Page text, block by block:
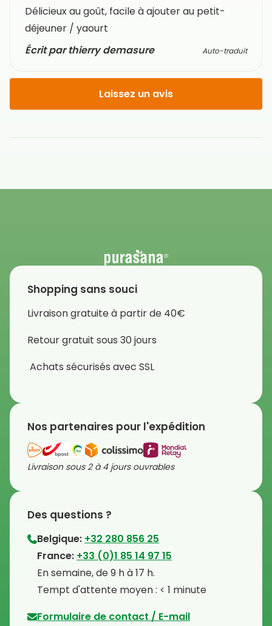
Délicieux au goût, facile à ajouter au petit-
déjeuner / yaourt
Écrit par thierry demasure
Auto-traduit
Laissez un avis
Shopping sans souci
Livraison gratuite à partir de 40€
Retour gratuit sous 30 jours
Achats sécurisés avec SSL
Nos partenaires pour l'expédition
Livraison sous 2 à 4 jours ouvrables
Des questions ?
Belgique: +32 280 856 25
⁠France: +33 (0)1 85 14 97 15
⁠En semaine, de 9 h à 17 h.
⁠Tempt d'attente moyen : < 1 minute
Formulaire de contact / E-mail